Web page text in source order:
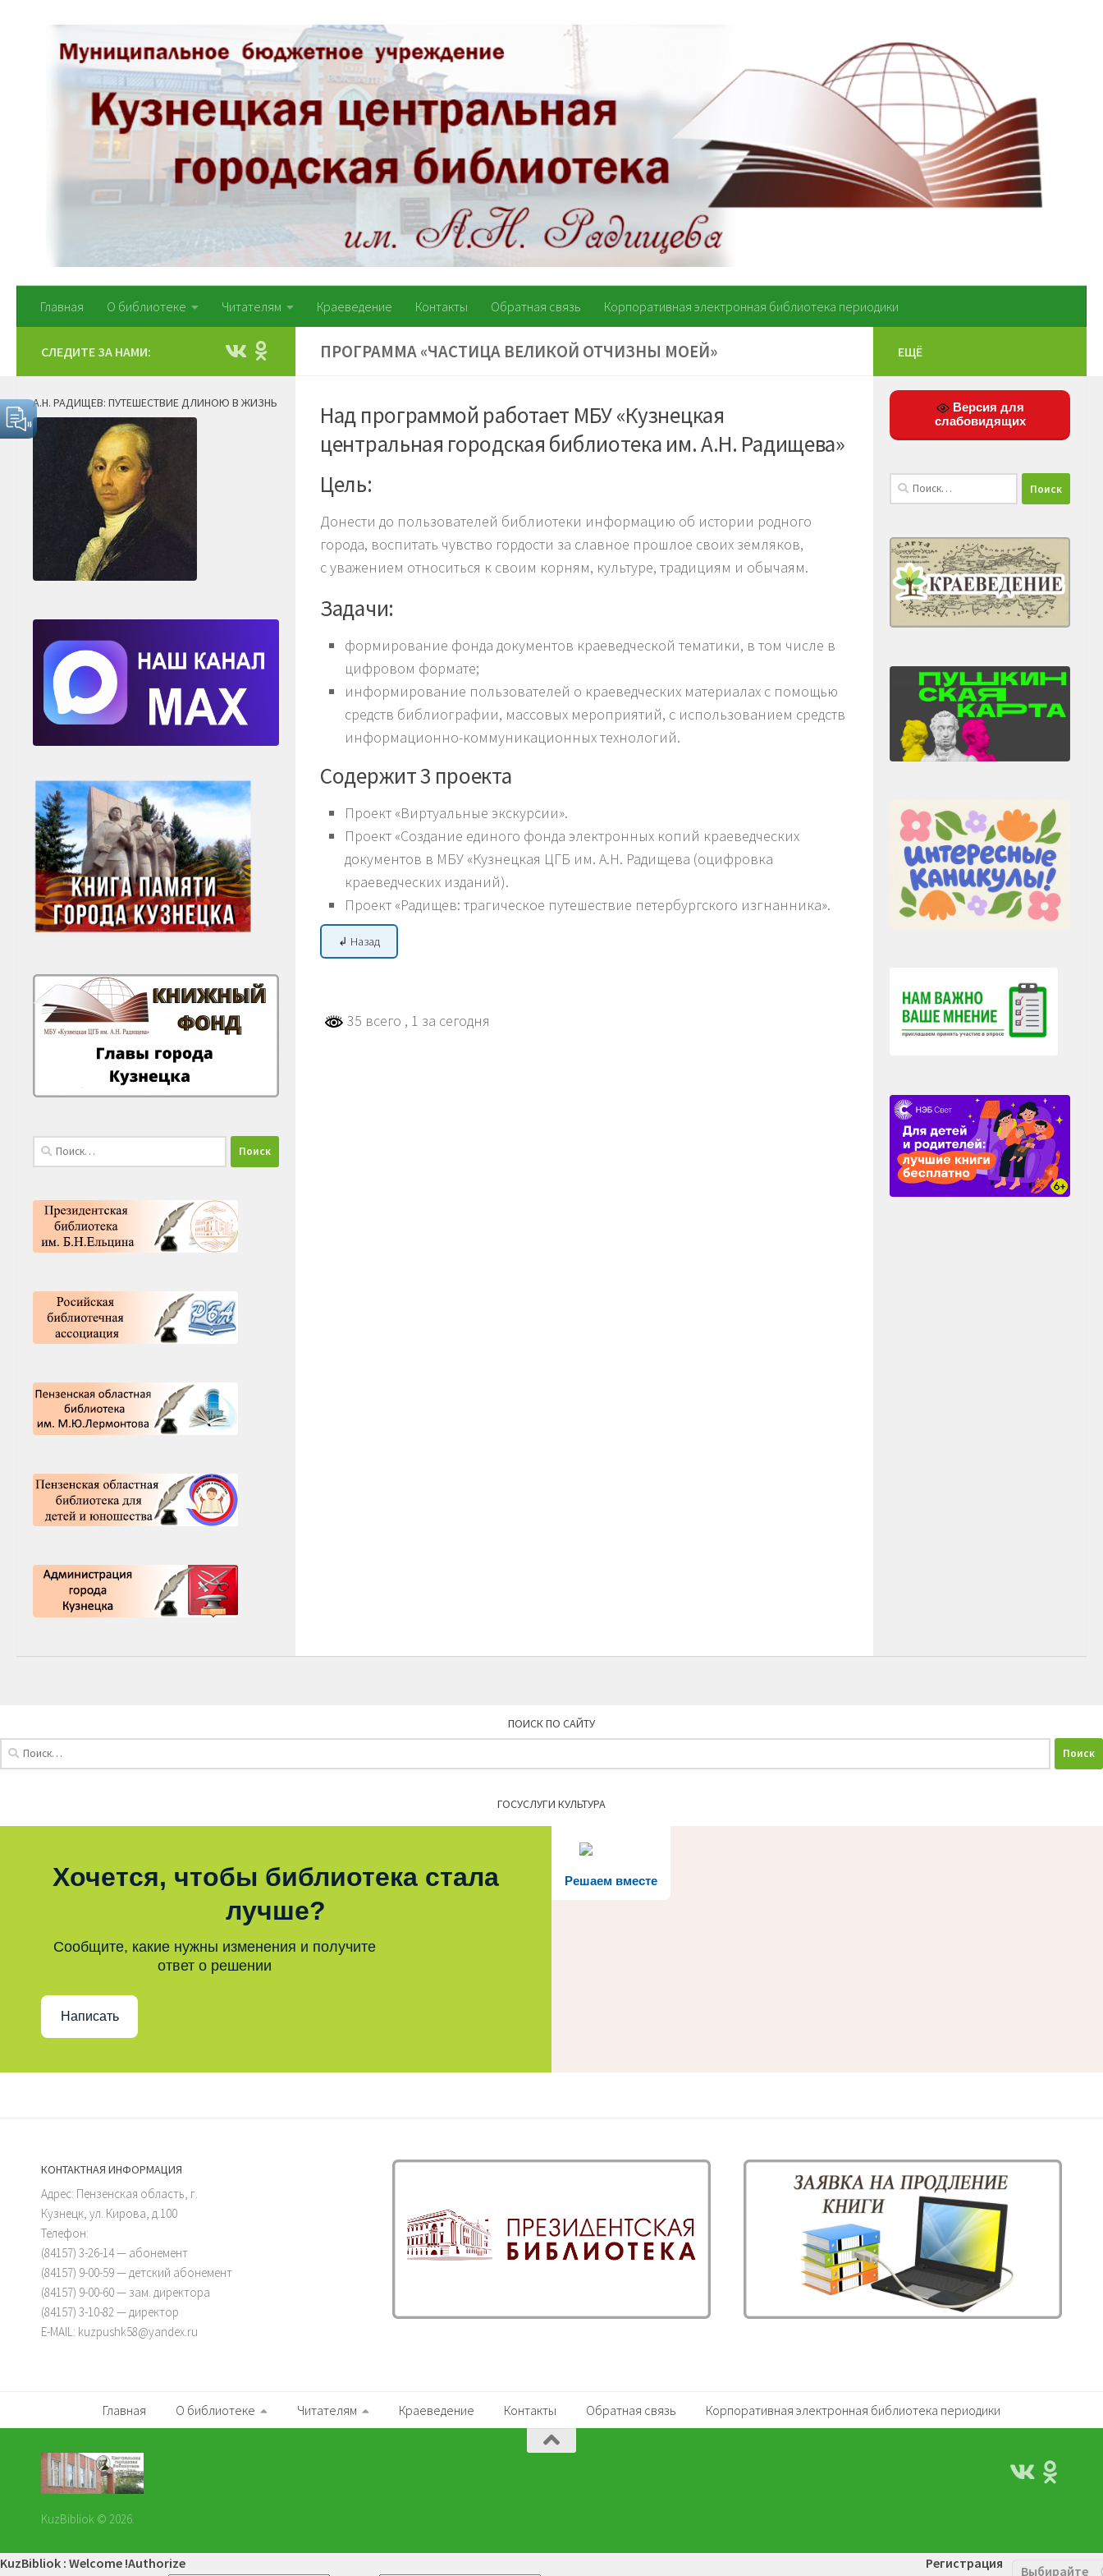
Перейти к содержимому
Главная О библиотеке Читателям Краеведение Контакты Обратная связь Корпоративная электронная библиотека периодики
ПРОГРАММА «ЧАСТИЦА ВЕЛИКОЙ ОТЧИЗНЫ МОЕЙ»
Над программой работает МБУ «Кузнецкая
центральная городская библиотека им. А.Н. Радищева»
Цель:
Донести до пользователей библиотеки информацию об истории родного
города, воспитать чувство гордости за славное прошлое своих земляков,
с уважением относиться к своим корням, культуре, традициям и обычаям.
Задачи:
формирование фонда документов краеведческой тематики, в том числе в
цифровом формате;
информирование пользователей о краеведческих материалах с помощью
средств библиографии, массовых мероприятий, с использованием средств
информационно-коммуникационных технологий.
Содержит 3 проекта
Проект «Виртуальные экскурсии».
Проект «Создание единого фонда электронных копий краеведческих
документов в МБУ «Кузнецкая ЦГБ им. А.Н. Радищева (оцифровка
краеведческих изданий).
Проект «Радищев: трагическое путешествие петербургского изгнанника».
↲ Назад
35 всего , 1 за сегодня
СЛЕДИТЕ ЗА НАМИ:
А.Н. РАДИЩЕВ: ПУТЕШЕСТВИЕ ДЛИНОЮ В ЖИЗНЬ
Найти:
ЕЩЁ
Версия для
слабовидящих
Найти:
ПОИСК ПО САЙТУ
ГОСУСЛУГИ КУЛЬТУРА
Решаем вместе
Хочется, чтобы библиотека стала
лучше?
Сообщите, какие нужны изменения и получите
ответ о решении
Написать
КОНТАКТНАЯ ИНФОРМАЦИЯ
Адрес: Пензенская область, г.
Кузнецк, ул. Кирова, д.100
Телефон:
(84157) 3-26-14 — абонемент
(84157) 9-00-59 — детский абонемент
(84157) 9-00-60 — зам. директора
(84157) 3-10-82 — директор
E-MAIL: kuzpushk58@yandex.ru
Главная О библиотеке Читателям Краеведение Контакты Обратная связь Корпоративная электронная библиотека периодики
KuzBibliok © 2026.
KuzBibliok : Welcome !Authorize
Регистрация
Выбирайте